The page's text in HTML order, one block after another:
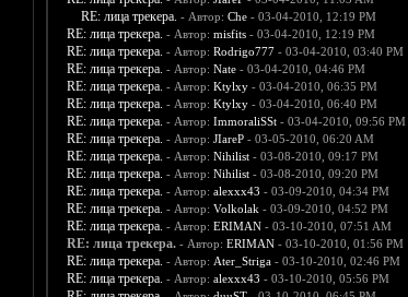
RE: лица трекера. - Автор: Che- 03-04-2010, 12:19 PM
RE: лица трекера. - Автор: misfits- 03-04-2010, 12:19 PM
RE: лица трекера. - Автор: Rodrigo777- 03-04-2010, 03:40 PM
RE: лица трекера. - Автор: Nate- 03-04-2010, 04:46 PM
RE: лица трекера. - Автор: Ktylxy- 03-04-2010, 06:35 PM
RE: лица трекера. - Автор: Ktylxy- 03-04-2010, 06:40 PM
RE: лица трекера. - Автор: ImmoraliSSt- 03-04-2010, 09:56 PM
RE: лица трекера. - Автор: JIareP- 03-05-2010, 06:20 AM
RE: лица трекера. - Автор: Nihilist- 03-08-2010, 09:17 PM
RE: лица трекера. - Автор: Nihilist- 03-08-2010, 09:20 PM
RE: лица трекера. - Автор: alexxx43 - 03-09-2010, 04:34 PM
RE: лица трекера. - Автор: Volkolak - 03-09-2010, 04:52 PM
RE: лица трекера. - Автор: ERIMAN- 03-10-2010, 07:51 AM
RE: лица трекера. - Автор: ERIMAN- 03-10-2010, 01:56 PM
RE: лица трекера. - Автор: Ater_Striga- 03-10-2010, 02:46 PM
RE: лица трекера. - Автор: alexxx43 - 03-10-2010, 05:56 PM